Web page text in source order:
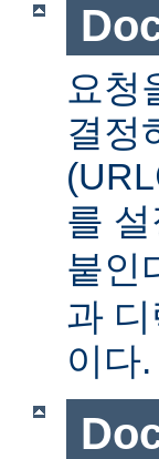
요청
결정
를
붙인
과
이다.